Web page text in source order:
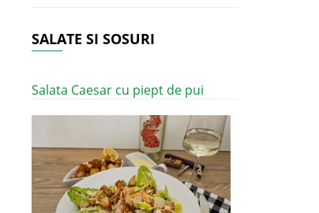
SALATE SI SOSURI
Salata Caesar cu piept de pui